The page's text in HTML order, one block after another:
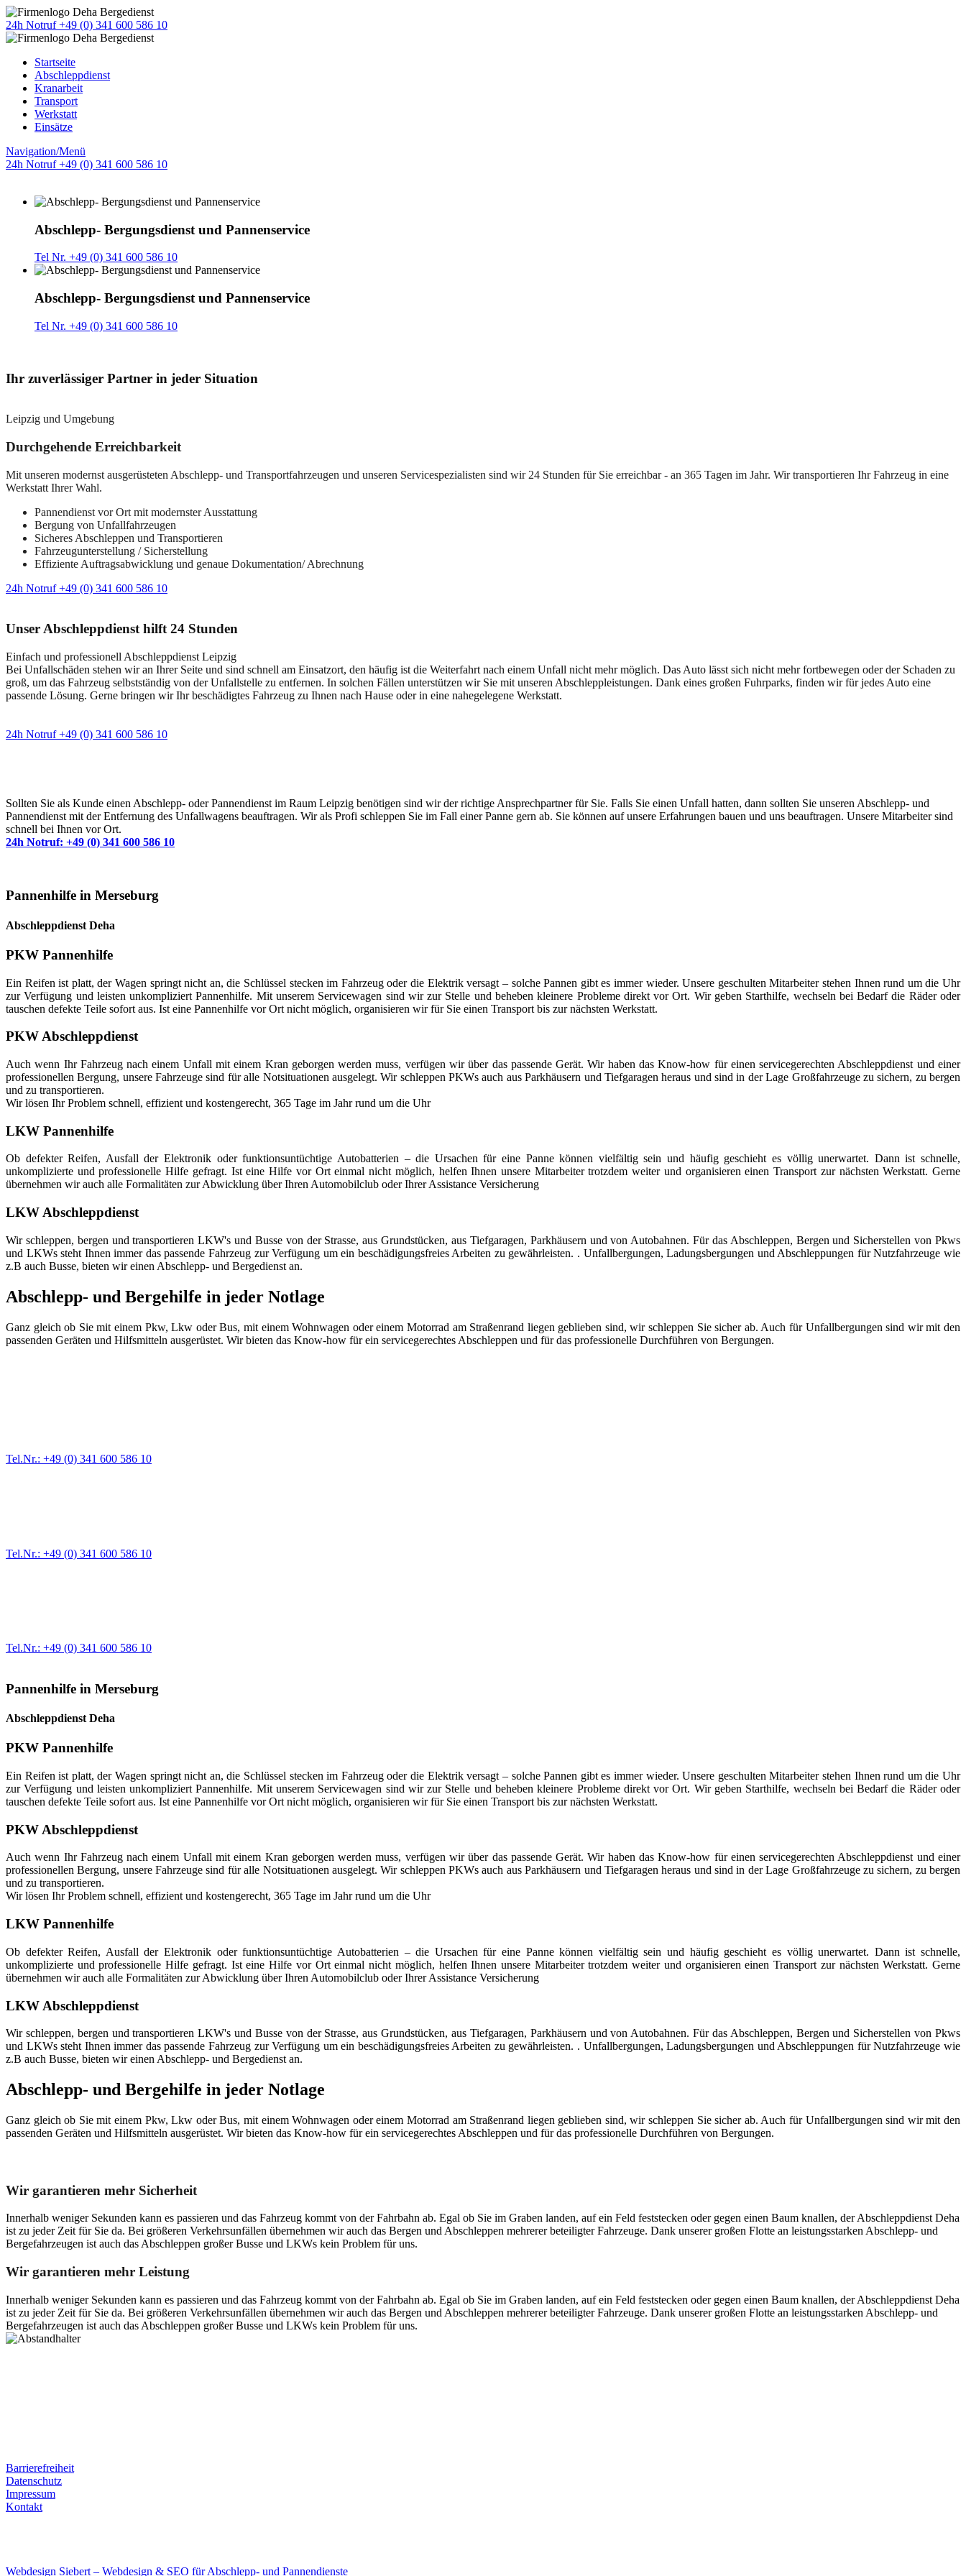
24h Notruf +49 (0) 341 600 586 10
Startseite
Abschleppdienst
Kranarbeit
Transport
Werkstatt
Einsätze
Navigation/Menü
24h Notruf +49 (0) 341 600 586 10
Abschlepp- Bergungsdienst und Pannenservice
Tel Nr. +49 (0) 341 600 586 10
Abschlepp- Bergungsdienst und Pannenservice
Tel Nr. +49 (0) 341 600 586 10
Ihr zuverlässiger Partner in jeder Situation
Leipzig und Umgebung
Durchgehende Erreichbarkeit
Mit unseren modernst ausgerüsteten Abschlepp- und Transportfahrzeugen und unseren Servicespezialisten sind wir 24 Stunden für Sie erreichbar - an 365 Tagen im Jahr. Wir transportieren Ihr Fahrzeug in eine
Werkstatt Ihrer Wahl.
Pannendienst vor Ort mit modernster Ausstattung
Bergung von Unfallfahrzeugen
Sicheres Abschleppen und Transportieren
Fahrzeugunterstellung / Sicherstellung
Effiziente Auftragsabwicklung und genaue Dokumentation/ Abrechnung
24h Notruf +49 (0) 341 600 586 10
Unser Abschleppdienst hilft 24 Stunden
Einfach und professionell Abschleppdienst Leipzig
Bei Unfallschäden stehen wir an Ihrer Seite und sind schnell am Einsatzort, den häufig ist die Weiterfahrt nach einem Unfall nicht mehr möglich. Das Auto lässt sich nicht mehr fortbewegen oder der Schaden zu
groß, um das Fahrzeug selbstständig von der Unfallstelle zu entfernen. In solchen Fällen unterstützen wir Sie mit unseren Abschleppleistungen. Dank eines großen Fuhrparks, finden wir für jedes Auto eine
passende Lösung. Gerne bringen wir Ihr beschädigtes Fahrzeug zu Ihnen nach Hause oder in eine nahegelegene Werkstatt.
24h Notruf +49 (0) 341 600 586 10
Sollten Sie als Kunde einen Abschlepp- oder Pannendienst im Raum Leipzig benötigen sind wir der richtige Ansprechpartner für Sie. Falls Sie einen Unfall hatten, dann sollten Sie unseren Abschlepp- und
Pannendienst mit der Entfernung des Unfallwagens beauftragen. Wir als Profi schleppen Sie im Fall einer Panne gern ab. Sie können auf unsere Erfahrungen bauen und uns beauftragen. Unsere Mitarbeiter sind
schnell bei Ihnen vor Ort.
24h Notruf: +49 (0) 341 600 586 10
Pannenhilfe in Merseburg
Abschleppdienst Deha
PKW Pannenhilfe
Ein Reifen ist platt, der Wagen springt nicht an, die Schlüssel stecken im Fahrzeug oder die Elektrik versagt – solche Pannen gibt es immer wieder. Unsere geschulten Mitarbeiter stehen Ihnen rund um die Uhr
zur Verfügung und leisten unkompliziert Pannenhilfe. Mit unserem Servicewagen sind wir zur Stelle und beheben kleinere Probleme direkt vor Ort. Wir geben Starthilfe, wechseln bei Bedarf die Räder oder
tauschen defekte Teile sofort aus. Ist eine Pannenhilfe vor Ort nicht möglich, organisieren wir für Sie einen Transport bis zur nächsten Werkstatt.
PKW Abschleppdienst
Auch wenn Ihr Fahrzeug nach einem Unfall mit einem Kran geborgen werden muss, verfügen wir über das passende Gerät. Wir haben das Know-how für einen servicegerechten Abschleppdienst und einer
professionellen Bergung, unsere Fahrzeuge sind für alle Notsituationen ausgelegt. Wir schleppen PKWs auch aus Parkhäusern und Tiefgaragen heraus und sind in der Lage Großfahrzeuge zu sichern, zu bergen
und zu transportieren.
Wir lösen Ihr Problem schnell, effizient und kostengerecht, 365 Tage im Jahr rund um die Uhr
LKW Pannenhilfe
Ob defekter Reifen, Ausfall der Elektronik oder funktionsuntüchtige Autobatterien – die Ursachen für eine Panne können vielfältig sein und häufig geschieht es völlig unerwartet. Dann ist schnelle,
unkomplizierte und professionelle Hilfe gefragt. Ist eine Hilfe vor Ort einmal nicht möglich, helfen Ihnen unsere Mitarbeiter trotzdem weiter und organisieren einen Transport zur nächsten Werkstatt. Gerne
übernehmen wir auch alle Formalitäten zur Abwicklung über Ihren Automobilclub oder Ihrer Assistance Versicherung
LKW Abschleppdienst
Wir schleppen, bergen und transportieren LKW's und Busse von der Strasse, aus Grundstücken, aus Tiefgaragen, Parkhäusern und von Autobahnen. Für das Abschleppen, Bergen und Sicherstellen von Pkws
und LKWs steht Ihnen immer das passende Fahrzeug zur Verfügung um ein beschädigungsfreies Arbeiten zu gewährleisten. . Unfallbergungen, Ladungsbergungen und Abschleppungen für Nutzfahrzeuge wie
z.B auch Busse, bieten wir einen Abschlepp- und Bergedienst an.
Abschlepp- und Bergehilfe in jeder Notlage
Ganz gleich ob Sie mit einem Pkw, Lkw oder Bus, mit einem Wohnwagen oder einem Motorrad am Straßenrand liegen geblieben sind, wir schleppen Sie sicher ab. Auch für Unfallbergungen sind wir mit den
passenden Geräten und Hilfsmitteln ausgerüstet. Wir bieten das Know-how für ein servicegerechtes Abschleppen und für das professionelle Durchführen von Bergungen.
Tel.Nr.: +49 (0) 341 600 586 10
Tel.Nr.: +49 (0) 341 600 586 10
Tel.Nr.: +49 (0) 341 600 586 10
Pannenhilfe in Merseburg
Abschleppdienst Deha
PKW Pannenhilfe
Ein Reifen ist platt, der Wagen springt nicht an, die Schlüssel stecken im Fahrzeug oder die Elektrik versagt – solche Pannen gibt es immer wieder. Unsere geschulten Mitarbeiter stehen Ihnen rund um die Uhr
zur Verfügung und leisten unkompliziert Pannenhilfe. Mit unserem Servicewagen sind wir zur Stelle und beheben kleinere Probleme direkt vor Ort. Wir geben Starthilfe, wechseln bei Bedarf die Räder oder
tauschen defekte Teile sofort aus. Ist eine Pannenhilfe vor Ort nicht möglich, organisieren wir für Sie einen Transport bis zur nächsten Werkstatt.
PKW Abschleppdienst
Auch wenn Ihr Fahrzeug nach einem Unfall mit einem Kran geborgen werden muss, verfügen wir über das passende Gerät. Wir haben das Know-how für einen servicegerechten Abschleppdienst und einer
professionellen Bergung, unsere Fahrzeuge sind für alle Notsituationen ausgelegt. Wir schleppen PKWs auch aus Parkhäusern und Tiefgaragen heraus und sind in der Lage Großfahrzeuge zu sichern, zu bergen
und zu transportieren.
Wir lösen Ihr Problem schnell, effizient und kostengerecht, 365 Tage im Jahr rund um die Uhr
LKW Pannenhilfe
Ob defekter Reifen, Ausfall der Elektronik oder funktionsuntüchtige Autobatterien – die Ursachen für eine Panne können vielfältig sein und häufig geschieht es völlig unerwartet. Dann ist schnelle,
unkomplizierte und professionelle Hilfe gefragt. Ist eine Hilfe vor Ort einmal nicht möglich, helfen Ihnen unsere Mitarbeiter trotzdem weiter und organisieren einen Transport zur nächsten Werkstatt. Gerne
übernehmen wir auch alle Formalitäten zur Abwicklung über Ihren Automobilclub oder Ihrer Assistance Versicherung
LKW Abschleppdienst
Wir schleppen, bergen und transportieren LKW's und Busse von der Strasse, aus Grundstücken, aus Tiefgaragen, Parkhäusern und von Autobahnen. Für das Abschleppen, Bergen und Sicherstellen von Pkws
und LKWs steht Ihnen immer das passende Fahrzeug zur Verfügung um ein beschädigungsfreies Arbeiten zu gewährleisten. . Unfallbergungen, Ladungsbergungen und Abschleppungen für Nutzfahrzeuge wie
z.B auch Busse, bieten wir einen Abschlepp- und Bergedienst an.
Abschlepp- und Bergehilfe in jeder Notlage
Ganz gleich ob Sie mit einem Pkw, Lkw oder Bus, mit einem Wohnwagen oder einem Motorrad am Straßenrand liegen geblieben sind, wir schleppen Sie sicher ab. Auch für Unfallbergungen sind wir mit den
passenden Geräten und Hilfsmitteln ausgerüstet. Wir bieten das Know-how für ein servicegerechtes Abschleppen und für das professionelle Durchführen von Bergungen.
Wir garantieren mehr Sicherheit
Innerhalb weniger Sekunden kann es passieren und das Fahrzeug kommt von der Fahrbahn ab. Egal ob Sie im Graben landen, auf ein Feld feststecken oder gegen einen Baum knallen, der Abschleppdienst Deha
ist zu jeder Zeit für Sie da. Bei größeren Verkehrsunfällen übernehmen wir auch das Bergen und Abschleppen mehrerer beteiligter Fahrzeuge. Dank unserer großen Flotte an leistungsstarken Abschlepp- und
Bergefahrzeugen ist auch das Abschleppen großer Busse und LKWs kein Problem für uns.
Wir garantieren mehr Leistung
Innerhalb weniger Sekunden kann es passieren und das Fahrzeug kommt von der Fahrbahn ab. Egal ob Sie im Graben landen, auf ein Feld feststecken oder gegen einen Baum knallen, der Abschleppdienst Deha
ist zu jeder Zeit für Sie da. Bei größeren Verkehrsunfällen übernehmen wir auch das Bergen und Abschleppen mehrerer beteiligter Fahrzeuge. Dank unserer großen Flotte an leistungsstarken Abschlepp- und
Bergefahrzeugen ist auch das Abschleppen großer Busse und LKWs kein Problem für uns.
Barrierefreiheit
Datenschutz
Impressum
Kontakt
Webdesign Siebert – Webdesign & SEO für Abschlepp- und Pannendienste